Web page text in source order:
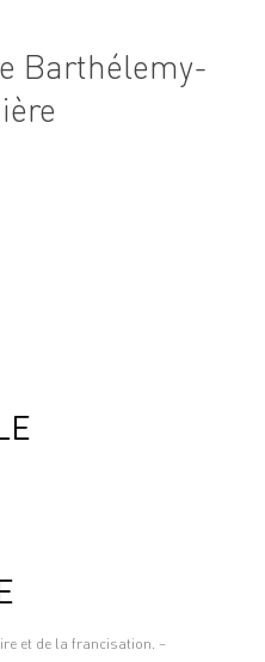
Barthélemy-
et de la francisation. –